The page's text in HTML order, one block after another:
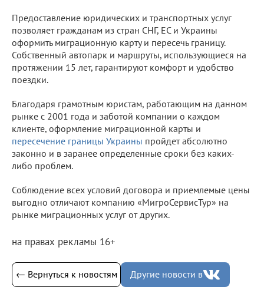
Предоставление юридических и транспортных услуг
позволяет гражданам из стран СНГ, ЕС и Украины
оформить миграционную карту и пересечь границу.
Собственный автопарк и маршруты, использующиеся на
протяжении 15 лет, гарантируют комфорт и удобство
поездки.
Благодаря грамотным юристам, работающим на данном
рынке с 2001 года и заботой компании о каждом
клиенте, оформление миграционной карты и
пересечение границы Украины пройдет абсолютно
законно и в заранее определенные сроки без каких-
либо проблем.
Соблюдение всех условий договора и приемлемые цены
выгодно отличают компанию «МигроСервисТур» на
рынке миграционных услуг от других.
на правах рекламы 16+
← Вернуться к новостям Другие новости в